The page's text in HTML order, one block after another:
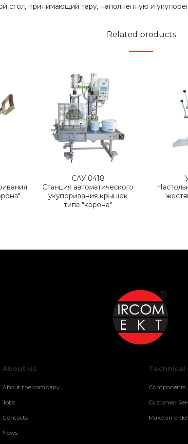
стол, принимающий тару, наполненную и
Related products
САУ.0418
Станция автоматического
укупоривания крышек
типа "корона"
About us
About the company
Jobs
Contacts
News
Technical
Components
Customer
Make an order